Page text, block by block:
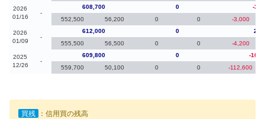
2026
01/16
-
608,700 0
-
552,500
56,200 0 0 -3,000
2026
01/09
-
612,000 0
555,500
56,500 0 0 -4,200
2025
12/26
-
609,800 0
-
559,700
50,100 0 0 -112,600
買残
：信用買の残高